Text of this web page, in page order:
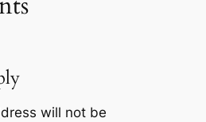
will not be